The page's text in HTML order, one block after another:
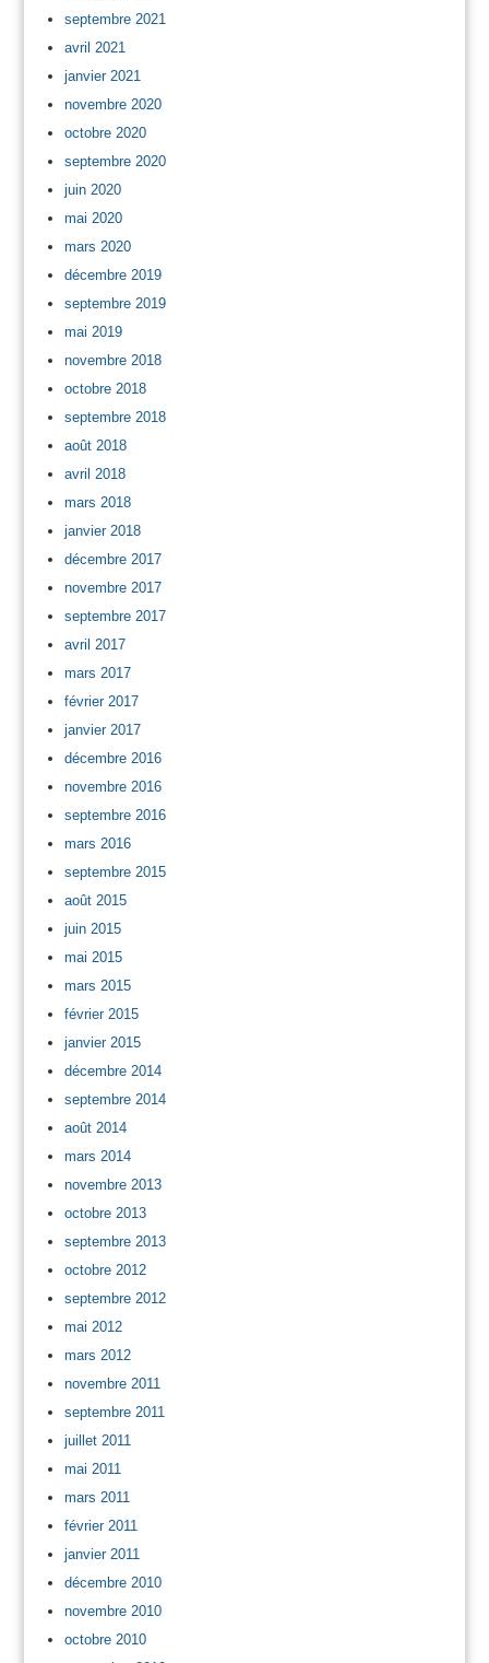
septembre 2021
avril 2021
janvier 2021
novembre 2020
octobre 2020
septembre 2020
juin 2020
mai 2020
mars 2020
décembre 2019
septembre 2019
mai 2019
novembre 2018
octobre 2018
septembre 2018
août 2018
avril 2018
mars 2018
janvier 2018
décembre 2017
novembre 2017
septembre 2017
avril 2017
mars 2017
février 2017
janvier 2017
décembre 2016
novembre 2016
septembre 2016
mars 2016
septembre 2015
août 2015
juin 2015
mai 2015
mars 2015
février 2015
janvier 2015
décembre 2014
septembre 2014
août 2014
mars 2014
novembre 2013
octobre 2013
septembre 2013
octobre 2012
septembre 2012
mai 2012
mars 2012
novembre 2011
septembre 2011
juillet 2011
mai 2011
mars 2011
février 2011
janvier 2011
décembre 2010
novembre 2010
octobre 2010